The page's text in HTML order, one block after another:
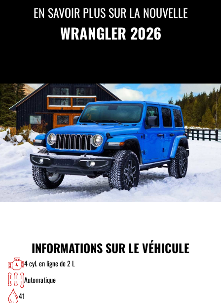
EN SAVOIR PLUS SUR LA NOUVELLE
WRANGLER 2026
INFORMATIONS SUR LE VÉHICULE
4 cyl. en ligne de 2 L
Automatique
41